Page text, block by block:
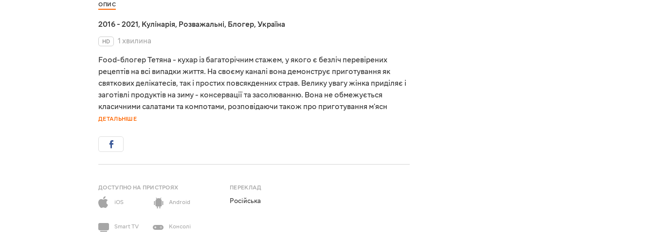
ОПИС
2016 - 2021, Кулінарія, Розважальні, Блогер, Україна
HD
1 хвилина
Food-блогер Тетяна - кухар із багаторічним стажем, у якого є безліч перевірених
рецептів на всі випадки життя. На своєму каналі вона демонструє приготування як
святкових делікатесів, так і простих повсякденних страв. Велику увагу жінка приділяє і
заготівлі продуктів на зиму - консервації та засолюванню. Вона не обмежується
класичними салатами та компотами, розповідаючи також про приготування м'ясн
ДЕТАЛЬНІШЕ
ДОСТУПНО НА ПРИСТРОЯХ
iOS
Android
Smart TV Консолі
ПЕРЕКЛАД
Російська